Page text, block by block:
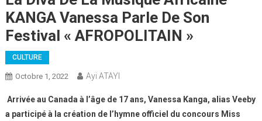
KANGA Vanessa Parle De Son
Festival « AFROPOLITAIN »
CULTURE
Octobre 1, 2022 Ayi ATAYI
Arrivée au Canada à l’âge de 17 ans, Vanessa Kanga, alias Veeby
a participé à la création de l’hymne officiel du concours Miss